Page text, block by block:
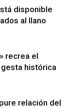
disponible
al llano
recrea el
histórica
relación del